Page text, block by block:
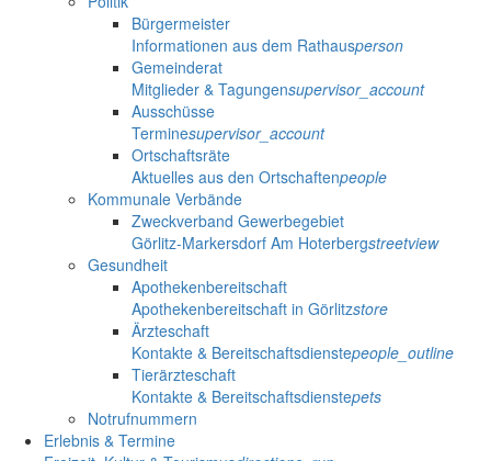
Bürgermeister
Informationen aus dem Rathausperson
Gemeinderat
Mitglieder & Tagungensupervisor_account
Ausschüsse
Terminesupervisor_account
Ortschaftsräte
Aktuelles aus den Ortschaftenpeople
Kommunale Verbände
Zweckverband Gewerbegebiet
Görlitz-Markersdorf Am Hoterbergstreetview
Gesundheit
Apothekenbereitschaft
Apothekenbereitschaft in Görlitzstore
Ärzteschaft
Kontakte & Bereitschaftsdienstepeople_outline
Tierärzteschaft
Kontakte & Bereitschaftsdienstepets
Notrufnummern
Erlebnis & Termine